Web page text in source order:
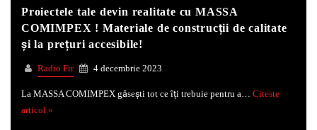
Proiectele tale devin realitate cu MASSA
COMIMPEX ! Materiale de construcții de calitate
și la prețuri accesibile!
Radio Fir 4 decembrie 2023
La MASSA COMIMPEX găsești tot ce îți trebuie pentru a… Citeste
articol »